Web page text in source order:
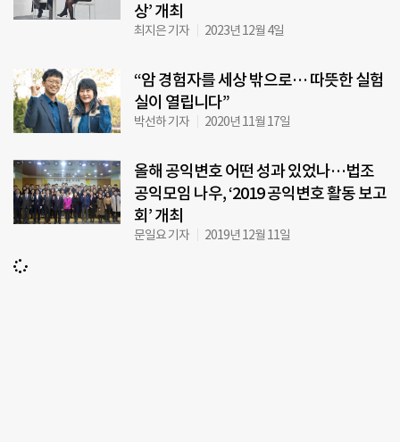
상’ 개최
최지은 기자 2023년 12월 4일
“암 경험자를 세상 밖으로… 따뜻한 실험
실이 열립니다”
박선하 기자 2020년 11월 17일
올해 공익변호 어떤 성과 있었나…법조
공익모임 나우, ‘2019 공익변호 활동 보고
회’ 개최
문일요 기자 2019년 12월 11일